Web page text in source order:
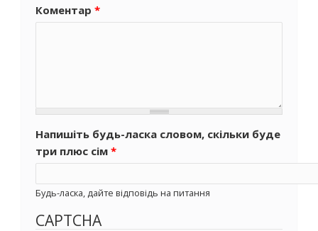
Коментар *
Напишіть будь-ласка словом, скільки буде
три плюс сім *
Будь-ласка, дайте відповідь на питання
CAPTCHA